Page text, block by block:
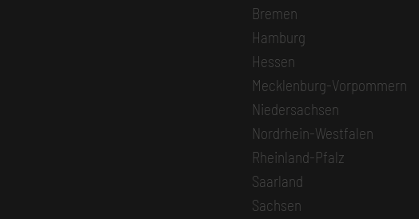
Bremen
Hamburg
Hessen
Mecklenburg-Vorpommern
Niedersachsen
Nordrhein-Westfalen
Rheinland-Pfalz
Saarland
Sachsen